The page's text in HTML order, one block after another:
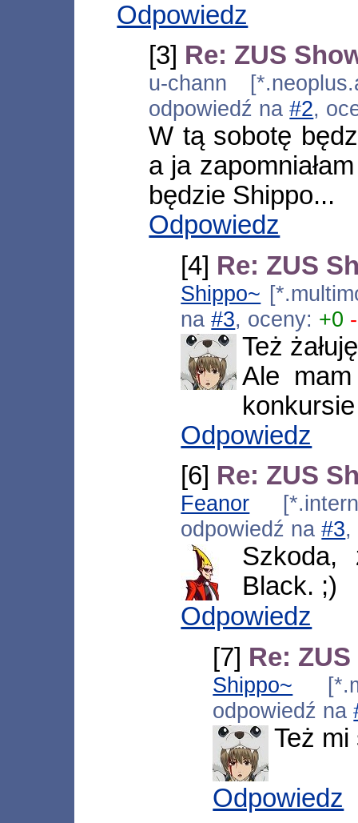
Odpowiedz
[3] Re: ZUS
u-chann
odpowiedź na#2,
W tą sobotę
a ja
będzie Shippo...
Odpowiedz
[4] Re: ZUS
Shippo~
na#3, oceny: +0
Też
Ale
Odpowiedz
[6] Re: ZUS
Feanor
odpowiedź na#3,
Black. ;)
Odpowiedz
[7] Re:
Shippo~
odpowiedź na
Też
Odpowiedz